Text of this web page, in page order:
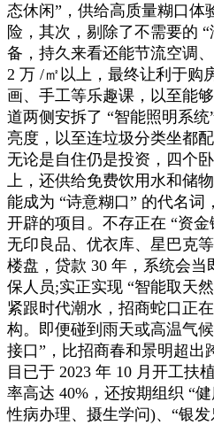
态休闲”，供给高质量糊口体
险，其次，剔除了不需要的
备，持久来看还能节流空调
2 万 /㎡以上，最终让利于购
画、手工等乐趣课，以至能
道两侧安拆了 “智能照明系
亮度，以至连垃圾分类坐都
无论是自住仍是投资，四个
上，还供给免费饮用水和储
能成为 “诗意糊口” 的代名词
开辟的项目。不存正在 “资
无印良品、优衣库、星巴克
楼盘，贷款 30 年，系统会
保人员;实正实现 “智能取天
紧跟时代潮水，招商蛇口正
构。即便碰到雨天或高温气
接口”，比招商春和景明超出
目已于 2023 年 10 月开工扶
率高达 40%，还按期组织 “
性病办理、摄生学问)、“银